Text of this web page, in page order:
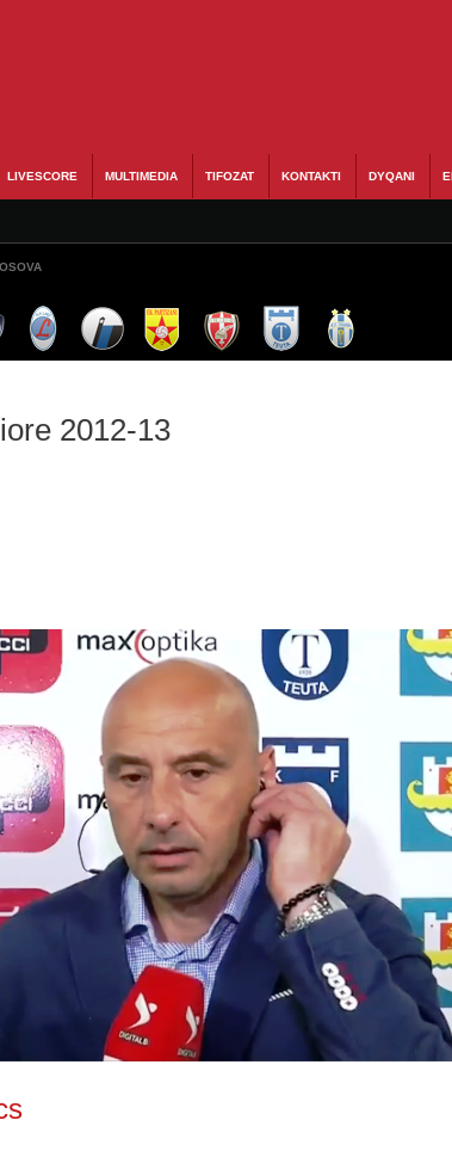
LIVESCORE MULTIMEDIA TIFOZAT KONTAKTI DYQANI
2012-13